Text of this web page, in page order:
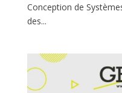
Conception de
des...